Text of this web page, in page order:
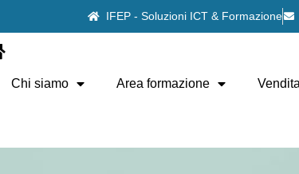
IFEP - Soluzioni ICT & Formazione
Chi siamo Area formazione Vendita